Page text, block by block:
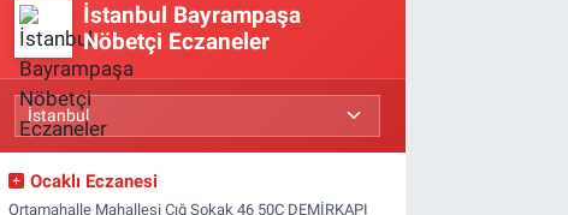
İstanbul Bayrampaşa
Nöbetçi Eczaneler
Ocaklı Eczanesi
Ortamahalle Mahallesi Çığ Sokak 46 50C DEMİRKAPI